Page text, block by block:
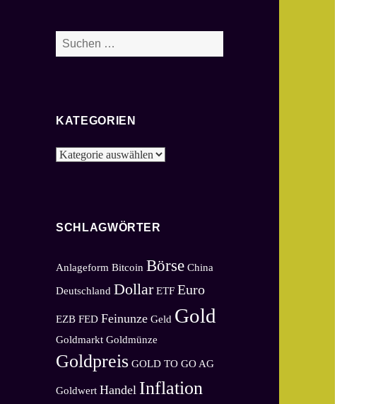
Suchen
nach:
KATEGORIEN
Kategorien
SCHLAGWÖRTER
Anlageform Bitcoin Börse China
Deutschland Dollar ETF Euro
EZB FED Feinunze Geld Gold
Goldmarkt Goldmünze
Goldpreis GOLD TO GO AG
Goldwert Handel Inflation